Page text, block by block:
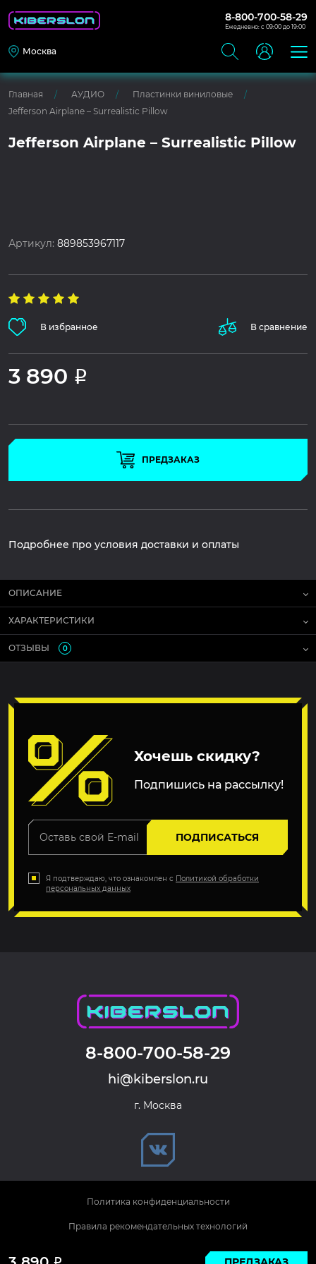
8-800-700-58-29
Ежедневно: с 09:00 до 19:00
Москва
Главная АУДИО
Пластинки виниловые
Jefferson Airplane – Surrealistic Pillow
Jefferson Airplane – Surrealistic Pillow
Артикул:889853967117
В избранное В сравнение
3 890 Р
ПРЕДЗАКАЗ
Подробнее про условия доставки и оплаты
Р
ОПИСАНИЕ
ХАРАКТЕРИСТИКИ
ОТЗЫВЫ 0
Хочешь скидку?
Подпишись на рассылку!
ПОДПИСАТЬСЯ
Я подтверждаю, что ознакомлен с Политикой обработки
персональных данных
8-800-700-58-29
hi@kiberslon.ru
г. Москва
© 2026 KIBERSLON. Все права защищены.
Политика конфиденциальности
Правила рекомендательных технологий